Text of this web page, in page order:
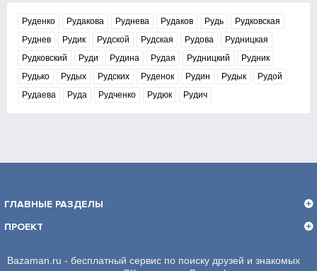
Руденко Рудакова Руднева Рудаков Рудь
Рудковская
Руднев
Рудик Рудской Рудская Рудова
Рудницкая
Рудковский
Руди Рудина Рудая Рудницкий
Рудник
Рудько
Рудых Рудских Руденок Рудин Рудык
Рудой
Рудаева
Руда Рудченко Рудюк Рудич
ГЛАВНЫЕ РАЗДЕЛЫ
ПРОЕКТ
Bazaman.ru - бесплатный сервис по поиску друзей и знакомых